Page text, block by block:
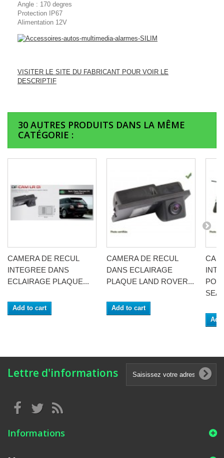
Angle : 170 degres
Protection IP67
Alimentation 12V
VISITER LE SITE DU FABRICANT POUR VOIR LE
DESCRIPTIF
30 AUTRES PRODUITS DANS LA MÊME
CATÉGORIE :
CAMERA DE RECUL
INTEGREE DANS
ECLAIRAGE PLAQUE...
Add to cart
CAMERA DE RECUL
DANS ECLAIRAGE
PLAQUE LAND ROVER...
Add to cart
Lettre d'informations
Informations